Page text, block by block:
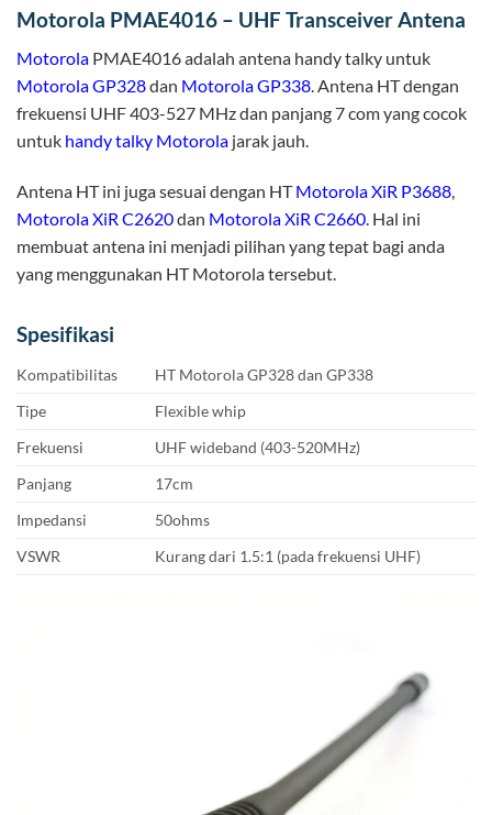
Motorola PMAE4016 – UHF Transceiver Antena
Motorola PMAE4016 adalah antena handy talky untuk
Motorola GP328dan Motorola GP338. Antena HT dengan
frekuensi UHF 403-527 MHz dan panjang 7 com yang cocok
untuk handy talky Motorola jarak jauh.
Antena HT ini juga sesuai dengan HTMotorola XiR P3688
Motorola XiR C2620dan Motorola XiR C2660 . Hal ini
membuat antena ini menjadi pilihan yang tepat bagi anda
yang menggunakan HT Motorola tersebut.
Spesifikasi
Kompatibilitas
HT Motorola GP328 dan GP338
Tipe
Flexible whip
Frekuensi
UHF wideband (403-520MHz)
Panjang
17cm
Impedansi
50ohms
VSWR
Kurang dari 1.5:1 (pada frekuensi UHF)